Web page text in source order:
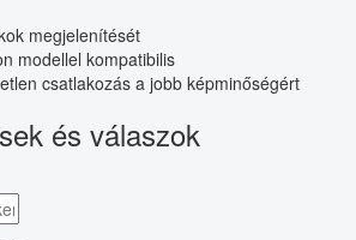
megjelenítését
modellel kompatibilis
csatlakozás a jobb képminőségért
és válaszok